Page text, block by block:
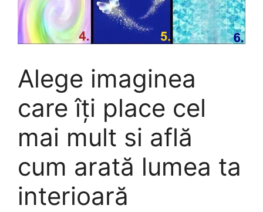
Alege imaginea
care îți place cel
mai mult si află
cum arată lumea ta
interioară